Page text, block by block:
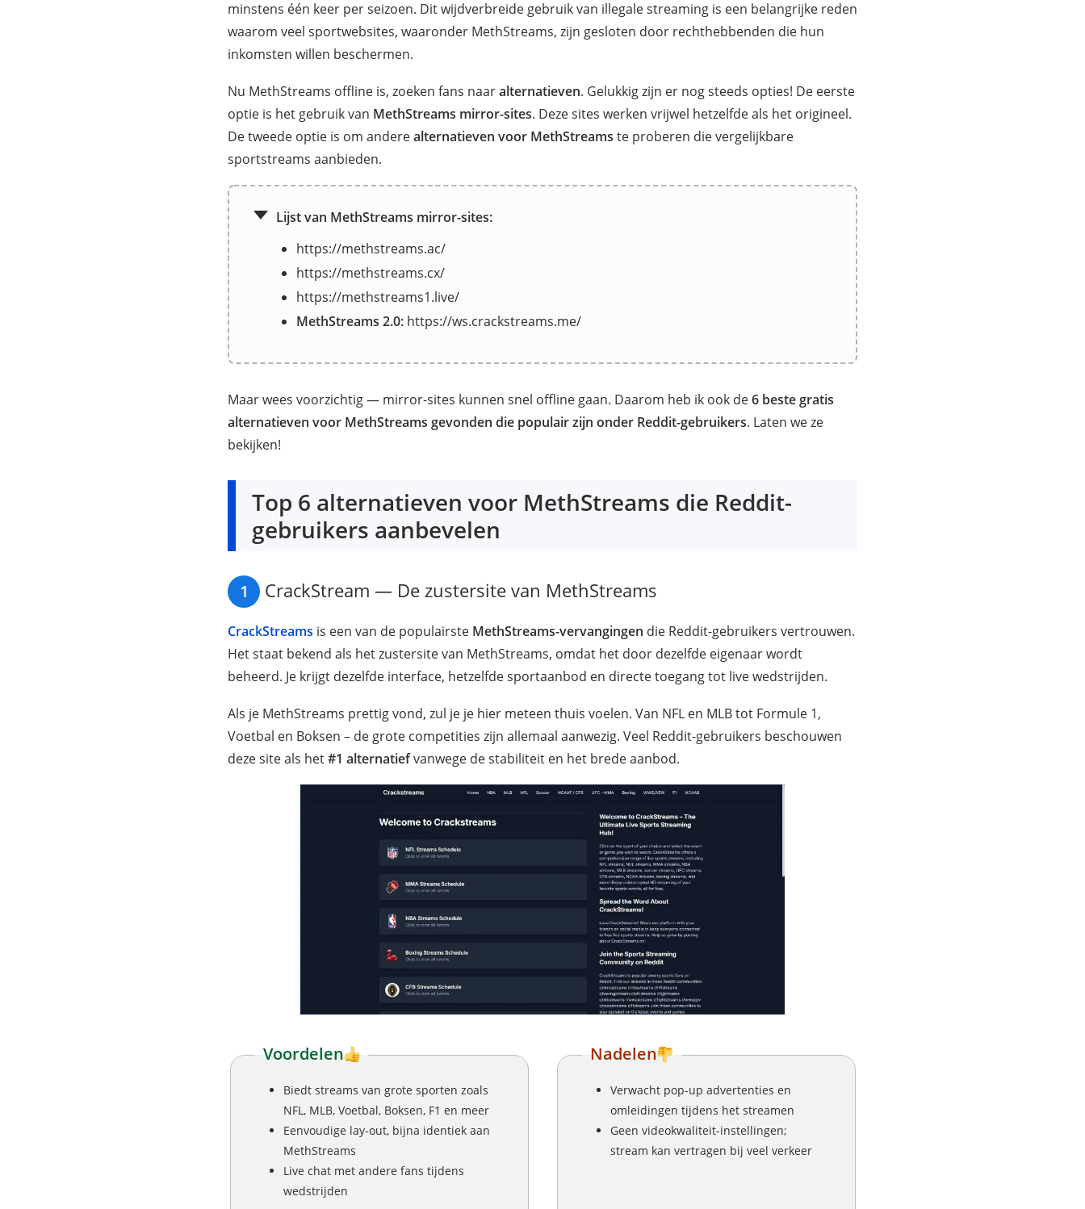
minstens één keer per seizoen. Dit wijdverbreide gebruik van illegale streaming is een belangrijke reden
waarom veel sportwebsites, waaronder MethStreams, zijn gesloten door rechthebbenden die hun
inkomsten willen beschermen.
Nu MethStreams offline is, zoeken fans naaralternatieven. Gelukkig zijn er nog steeds opties! De eerste
optie is het gebruik van MethStreams mirror-sites. Deze sites werken vrijwel hetzelfde als het origineel.
De tweede optie is om anderealternatieven voor MethStreams te proberen die vergelijkbare
sportstreams aanbieden.
Lijst van MethStreams mirror-sites:
https://methstreams.ac/
https://methstreams.cx/
https://methstreams1.live/
MethStreams 2.0: https://ws.crackstreams.me/
Maar wees voorzichtig — mirror-sites kunnen snel offline gaan. Daarom heb ik ook de6 beste gratis
alternatieven voor MethStreams gevonden die populair zijn onder Reddit-gebruikers. Laten we ze
bekijken!
Top 6 alternatieven voor MethStreams die Reddit-
gebruikers aanbevelen
1 CrackStream — De zustersite van MethStreams
CrackStreams is een van de populairste MethStreams-vervangingen die Reddit-gebruikers vertrouwen.
Het staat bekend als het zustersite van MethStreams, omdat het door dezelfde eigenaar wordt
beheerd. Je krijgt dezelfde interface, hetzelfde sportaanbod en directe toegang tot live wedstrijden.
Als je MethStreams prettig vond, zul je je hier meteen thuis voelen. Van NFL en MLB tot Formule 1,
Voetbal en Boksen – de grote competities zijn allemaal aanwezig. Veel Reddit-gebruikers beschouwen
deze site als het#1 alternatiefvanwege de stabiliteit en het brede aanbod.
Voordelen
Biedt streams van grote sporten zoals
NFL, MLB, Voetbal, Boksen, F1 en meer
Eenvoudige lay-out, bijna identiek aan
MethStreams
Live chat met andere fans tijdens
wedstrijden
Nadelen
Verwacht pop-up advertenties en
omleidingen tijdens het streamen
Geen videokwaliteit-instellingen;
stream kan vertragen bij veel verkeer